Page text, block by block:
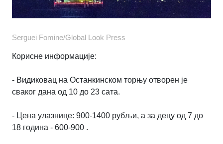
Serguei Fomine/Global Look Press
Корисне информације:
- Видиковац на Останкинском торњу отворен је
сваког дана од 10 до 23 сата.
- Цена улазнице: 900-1400 рубљи, а за децу од 7 до
18 година - 600-900 .